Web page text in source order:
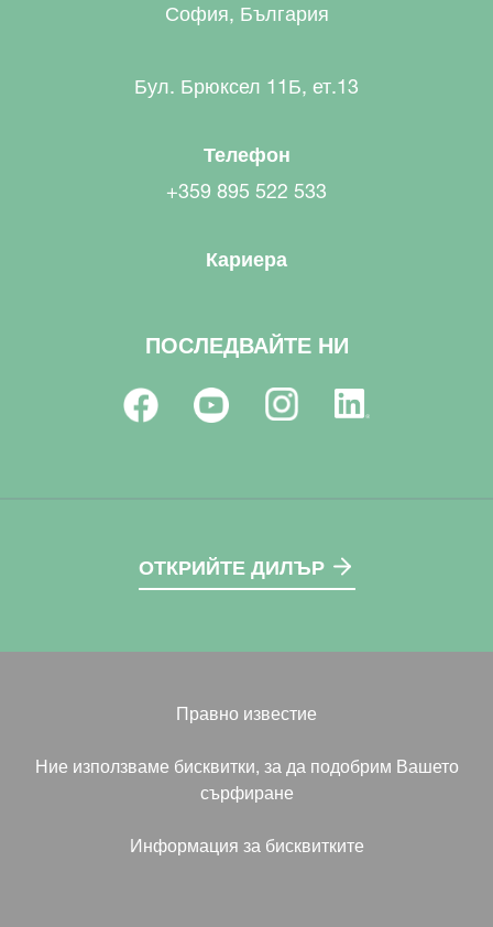
София, България
Бул. Брюксел 11Б, ет.13
Телефон
+359 895 522 533
Кариера
ПОСЛЕДВАЙТЕ НИ
ОТКРИЙТЕ ДИЛЪР
Правно известие
Ние използваме бисквитки, за да подобрим Вашето
сърфиране
Информация за бисквитките